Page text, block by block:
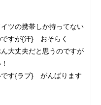
ツの携帯しか持ってない
ですが{汗} おそらく
大丈夫だと思うのですが
です{ラブ} がんばります